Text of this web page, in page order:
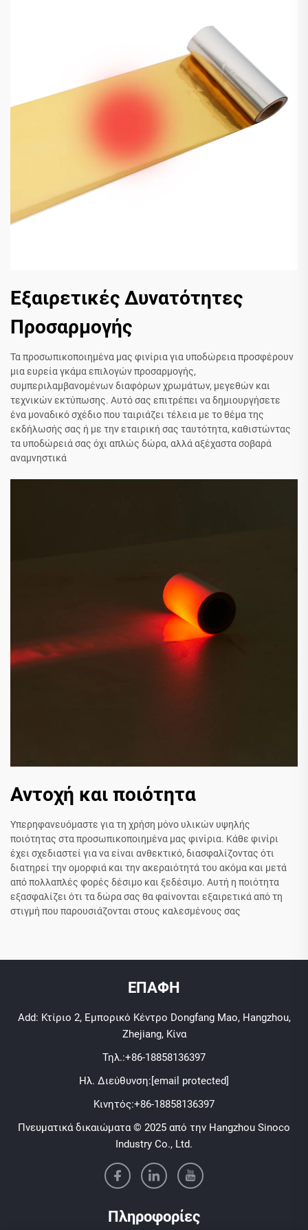
Εξαιρετικές Δυνατότητες
Προσαρμογής
Τα προσωπικοποιημένα μας φινίρια για υποδώρεια προσφέρουν
μια ευρεία γκάμα επιλογών προσαρμογής,
συμπεριλαμβανομένων διαφόρων χρωμάτων, μεγεθών και
τεχνικών εκτύπωσης. Αυτό σας επιτρέπει να δημιουργήσετε
ένα μοναδικό σχέδιο που ταιριάζει τέλεια με το θέμα της
εκδήλωσής σας ή με την εταιρική σας ταυτότητα, καθιστώντας
τα υποδώρειά σας όχι απλώς δώρα, αλλά αξέχαστα σοβαρά
αναμνηστικά
Αντοχή και ποιότητα
Υπερηφανευόμαστε για τη χρήση μόνο υλικών υψηλής
ποιότητας στα προσωπικοποιημένα μας φινίρια. Κάθε φινίρι
έχει σχεδιαστεί για να είναι ανθεκτικό, διασφαλίζοντας ότι
διατηρεί την ομορφιά και την ακεραιότητά του ακόμα και μετά
από πολλαπλές φορές δέσιμο και ξεδέσιμο. Αυτή η ποιότητα
εξασφαλίζει ότι τα δώρα σας θα φαίνονται εξαιρετικά από τη
στιγμή που παρουσιάζονται στους καλεσμένους σας
ΕΠΑΦΗ
Add: Κτίριο 2, Εμπορικό Κέντρο Dongfang Mao, Hangzhou,
Zhejiang, Κίνα
Τηλ.:+86-18858136397
Ηλ. Διεύθυνση:[email protected]
Κινητός:+86-18858136397
Πνευματικά δικαιώματα © 2025 από την Hangzhou Sinoco
Industry Co., Ltd.
Πληροφορίες